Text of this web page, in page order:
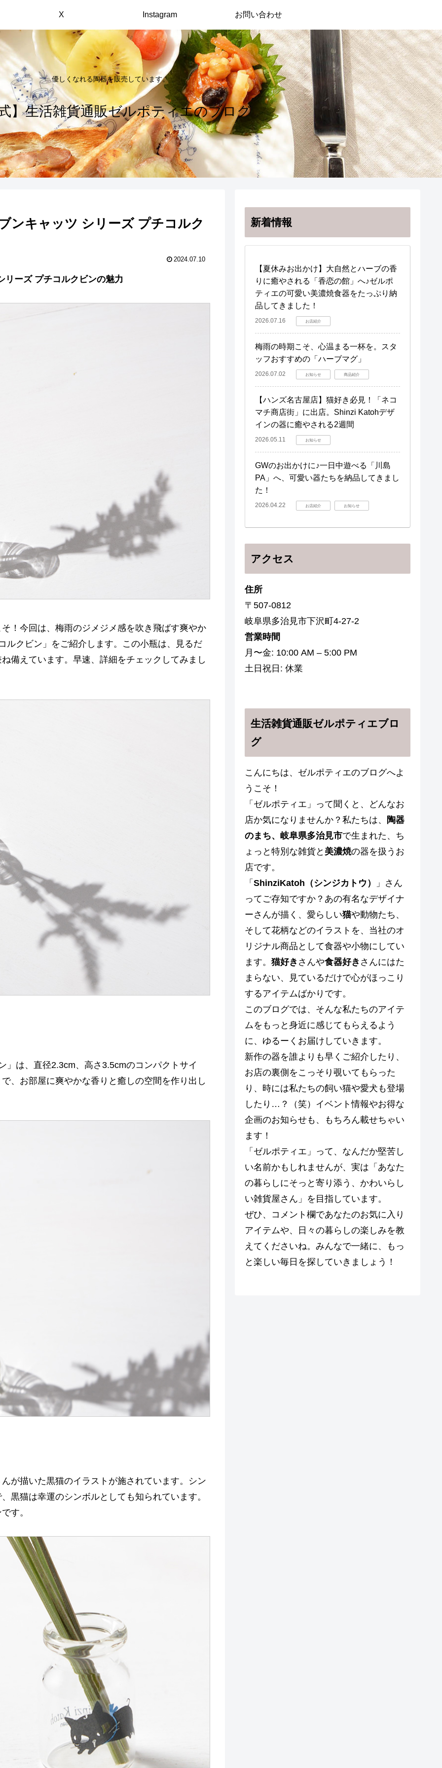
優しくなれる陶器を販売しています。
】生活雑貨通販ゼルポティエのブログ
X Instagram お問い合わせ
ンキャッツ シリーズ プチコルク
2024.07.10
リーズ プチコルクビンの魅力
！今回は、梅雨のジメジメ感を吹き飛ばす爽やか
ルクビン」をご紹介します。この小瓶は、見るだ
備えています。早速、詳細をチェックしてみまし
は、直径2.3cm、高さ3.5cmのコンパクトサイ
、お部屋に爽やかな香りと癒しの空間を作り出し
が描いた黒猫のイラストが施されています。シン
黒猫は幸運のシンボルとしても知られています。
す。
新着情報
【夏休みお出かけ】大自然とハーブの香
りに癒やされる「香恋の館」へ♪ゼルポ
ティエの可愛い美濃焼食器をたっぷり納
品してきました！
2026.07.16 お店紹介
梅雨の時期こそ、心温まる一杯を。スタ
ッフおすすめの「ハーブマグ」
2026.07.02 お知らせ 商品紹介
【ハンズ名古屋店】猫好き必見！「ネコ
マチ商店街」に出店。Shinzi Katohデザ
インの器に癒やされる2週間
2026.05.11 お知らせ
GWのお出かけに♪一日中遊べる「川島
PA」へ、可愛い器たちを納品してきまし
た！
2026.04.22 お店紹介 お知らせ
アクセス
住所
〒507-0812
岐阜県多治見市下沢町4-27-2
営業時間
月〜金: 10:00 AM – 5:00 PM
土日祝日: 休業
生活雑貨通販ゼルポティエブロ
グ
こんにちは、ゼルポティエのブログへよ
うこそ！
「ゼルポティエ」って聞くと、どんなお
店か気になりませんか？私たちは、
陶器
のまち、岐阜県多治見市で生まれた、ち
ょっと特別な雑貨と 美濃焼の器を扱うお
店です。
「 ShinziKatoh（シンジカトウ）
」さん
ってご存知ですか？あの有名なデザイナ
ーさんが描く、愛らしい猫や動物たち、
そして花柄などのイラストを、当社のオ
リジナル商品として食器や小物にしてい
ます。 猫好き さんや食器好き さんにはた
まらない、見ているだけで心がほっこり
するアイテムばかりです。
このブログでは、そんな私たちのアイテ
ムをもっと身近に感じてもらえるよう
に、ゆるーくお届けしていきます。
新作の器を誰よりも早くご紹介したり、
お店の裏側をこっそり覗いてもらった
り、時には私たちの飼い猫や愛犬も登場
したり…？（笑）イベント情報やお得な
企画のお知らせも、もちろん載せちゃい
ます！
「ゼルポティエ」って、なんだか堅苦し
い名前かもしれませんが、実は「あなた
の暮らしにそっと寄り添う、かわいらし
い雑貨屋さん」を目指しています。
ぜひ、コメント欄であなたのお気に入り
アイテムや、日々の暮らしの楽しみを教
えてくださいね。みんなで一緒に、もっ
と楽しい毎日を探していきましょう！